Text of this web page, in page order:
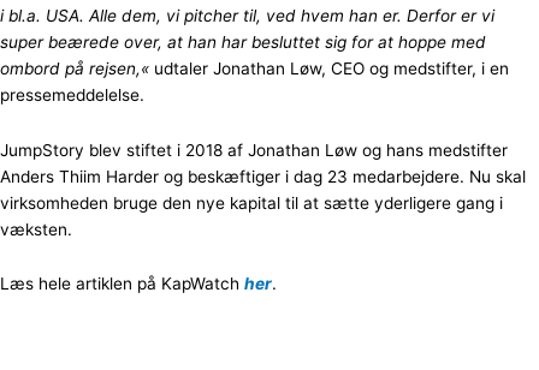
i bl.a. USA. Alle dem, vi pitcher til, ved hvem han er. Derfor er vi
super beærede over, at han har besluttet sig for at hoppe med
ombord på rejsen,« udtaler Jonathan Løw, CEO og medstifter, i en
pressemeddelelse.
JumpStory blev stiftet i 2018 af Jonathan Løw og hans medstifter
Anders Thiim Harder og beskæftiger i dag 23 medarbejdere. Nu skal
virksomheden bruge den nye kapital til at sætte yderligere gang i
væksten.
Læs hele artiklen på KapWatch her.